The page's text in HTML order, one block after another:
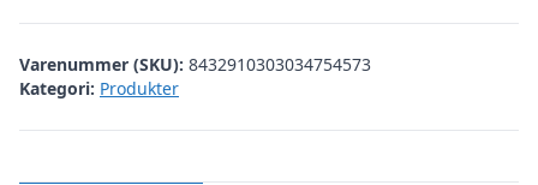
Varenummer (SKU): 8432910303034754573
Kategori: Produkter